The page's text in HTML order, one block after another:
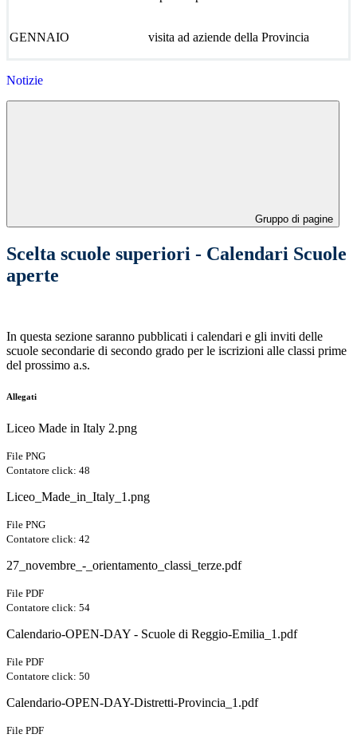
GENNAIO visita ad aziende della Provincia
Notizie
Gruppo di pagine
Scelta scuole superiori - Calendari Scuole
aperte
In questa sezione saranno pubblicati i calendari e gli inviti delle
scuole secondarie di secondo grado per le iscrizioni alle classi prime
del prossimo a.s.
Allegati
Liceo Made in Italy 2.png
File PNG
Contatore click: 48
Liceo_Made_in_Italy_1.png
File PNG
Contatore click: 42
27_novembre_-_orientamento_classi_terze.pdf
File PDF
Contatore click: 54
Calendario-OPEN-DAY - Scuole di Reggio-Emilia_1.pdf
File PDF
Contatore click: 50
Calendario-OPEN-DAY-Distretti-Provincia_1.pdf
File PDF